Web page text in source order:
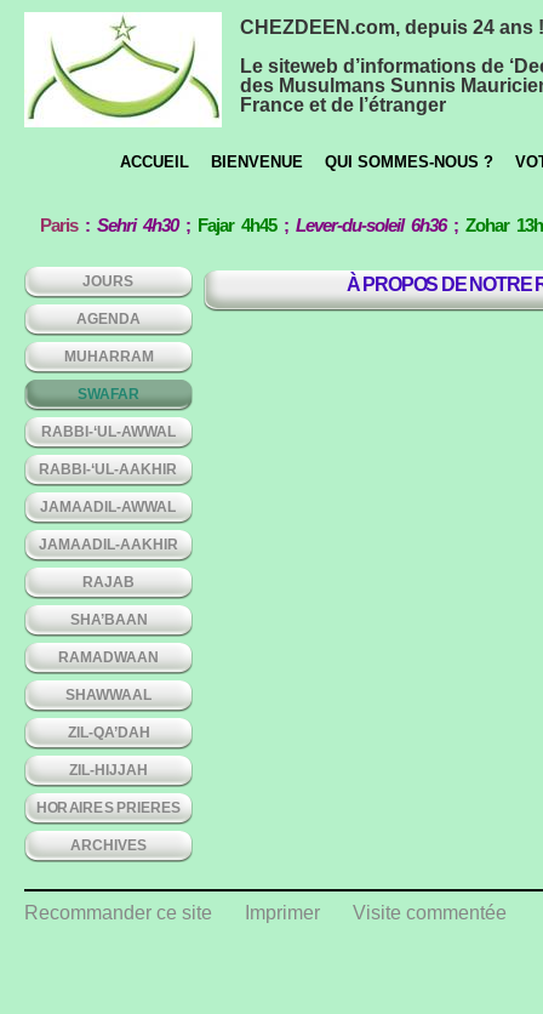
CHEZDEEN.com, depuis 24 ans !
Le siteweb d’informations de
des Musulmans Sunnis
France et de l’étranger
ACCUEIL BIENVENUE QUI SOMMES-NOUS ?
Paris:Sehri 4h30; Fajar 4h45;Lever-du-soleil 6h36;Zohar
JOURS
AGENDA
MUHARRAM
SWAFAR
RABBI-‘UL-AWWAL
RABBI-‘UL-AAKHIR
JAMAADIL-AWWAL
JAMAADIL-AAKHIR
RAJAB
SHA’BAAN
RAMADWAAN
SHAWWAAL
ZIL-QA’DAH
ZIL-HIJJAH
HORAIRES PRIERES
ARCHIVES
À PROPOS DE NOTRE
Recommander ce site Imprimer Visite commentée